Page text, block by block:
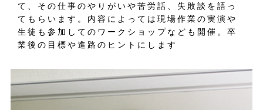
て、その仕事のやりがいや苦労話、失敗談を語っ
てもらいます。内容によっては現場作業の実演や
生徒も参加してのワークショップなども開催。卒
業後の目標や進路のヒントにします